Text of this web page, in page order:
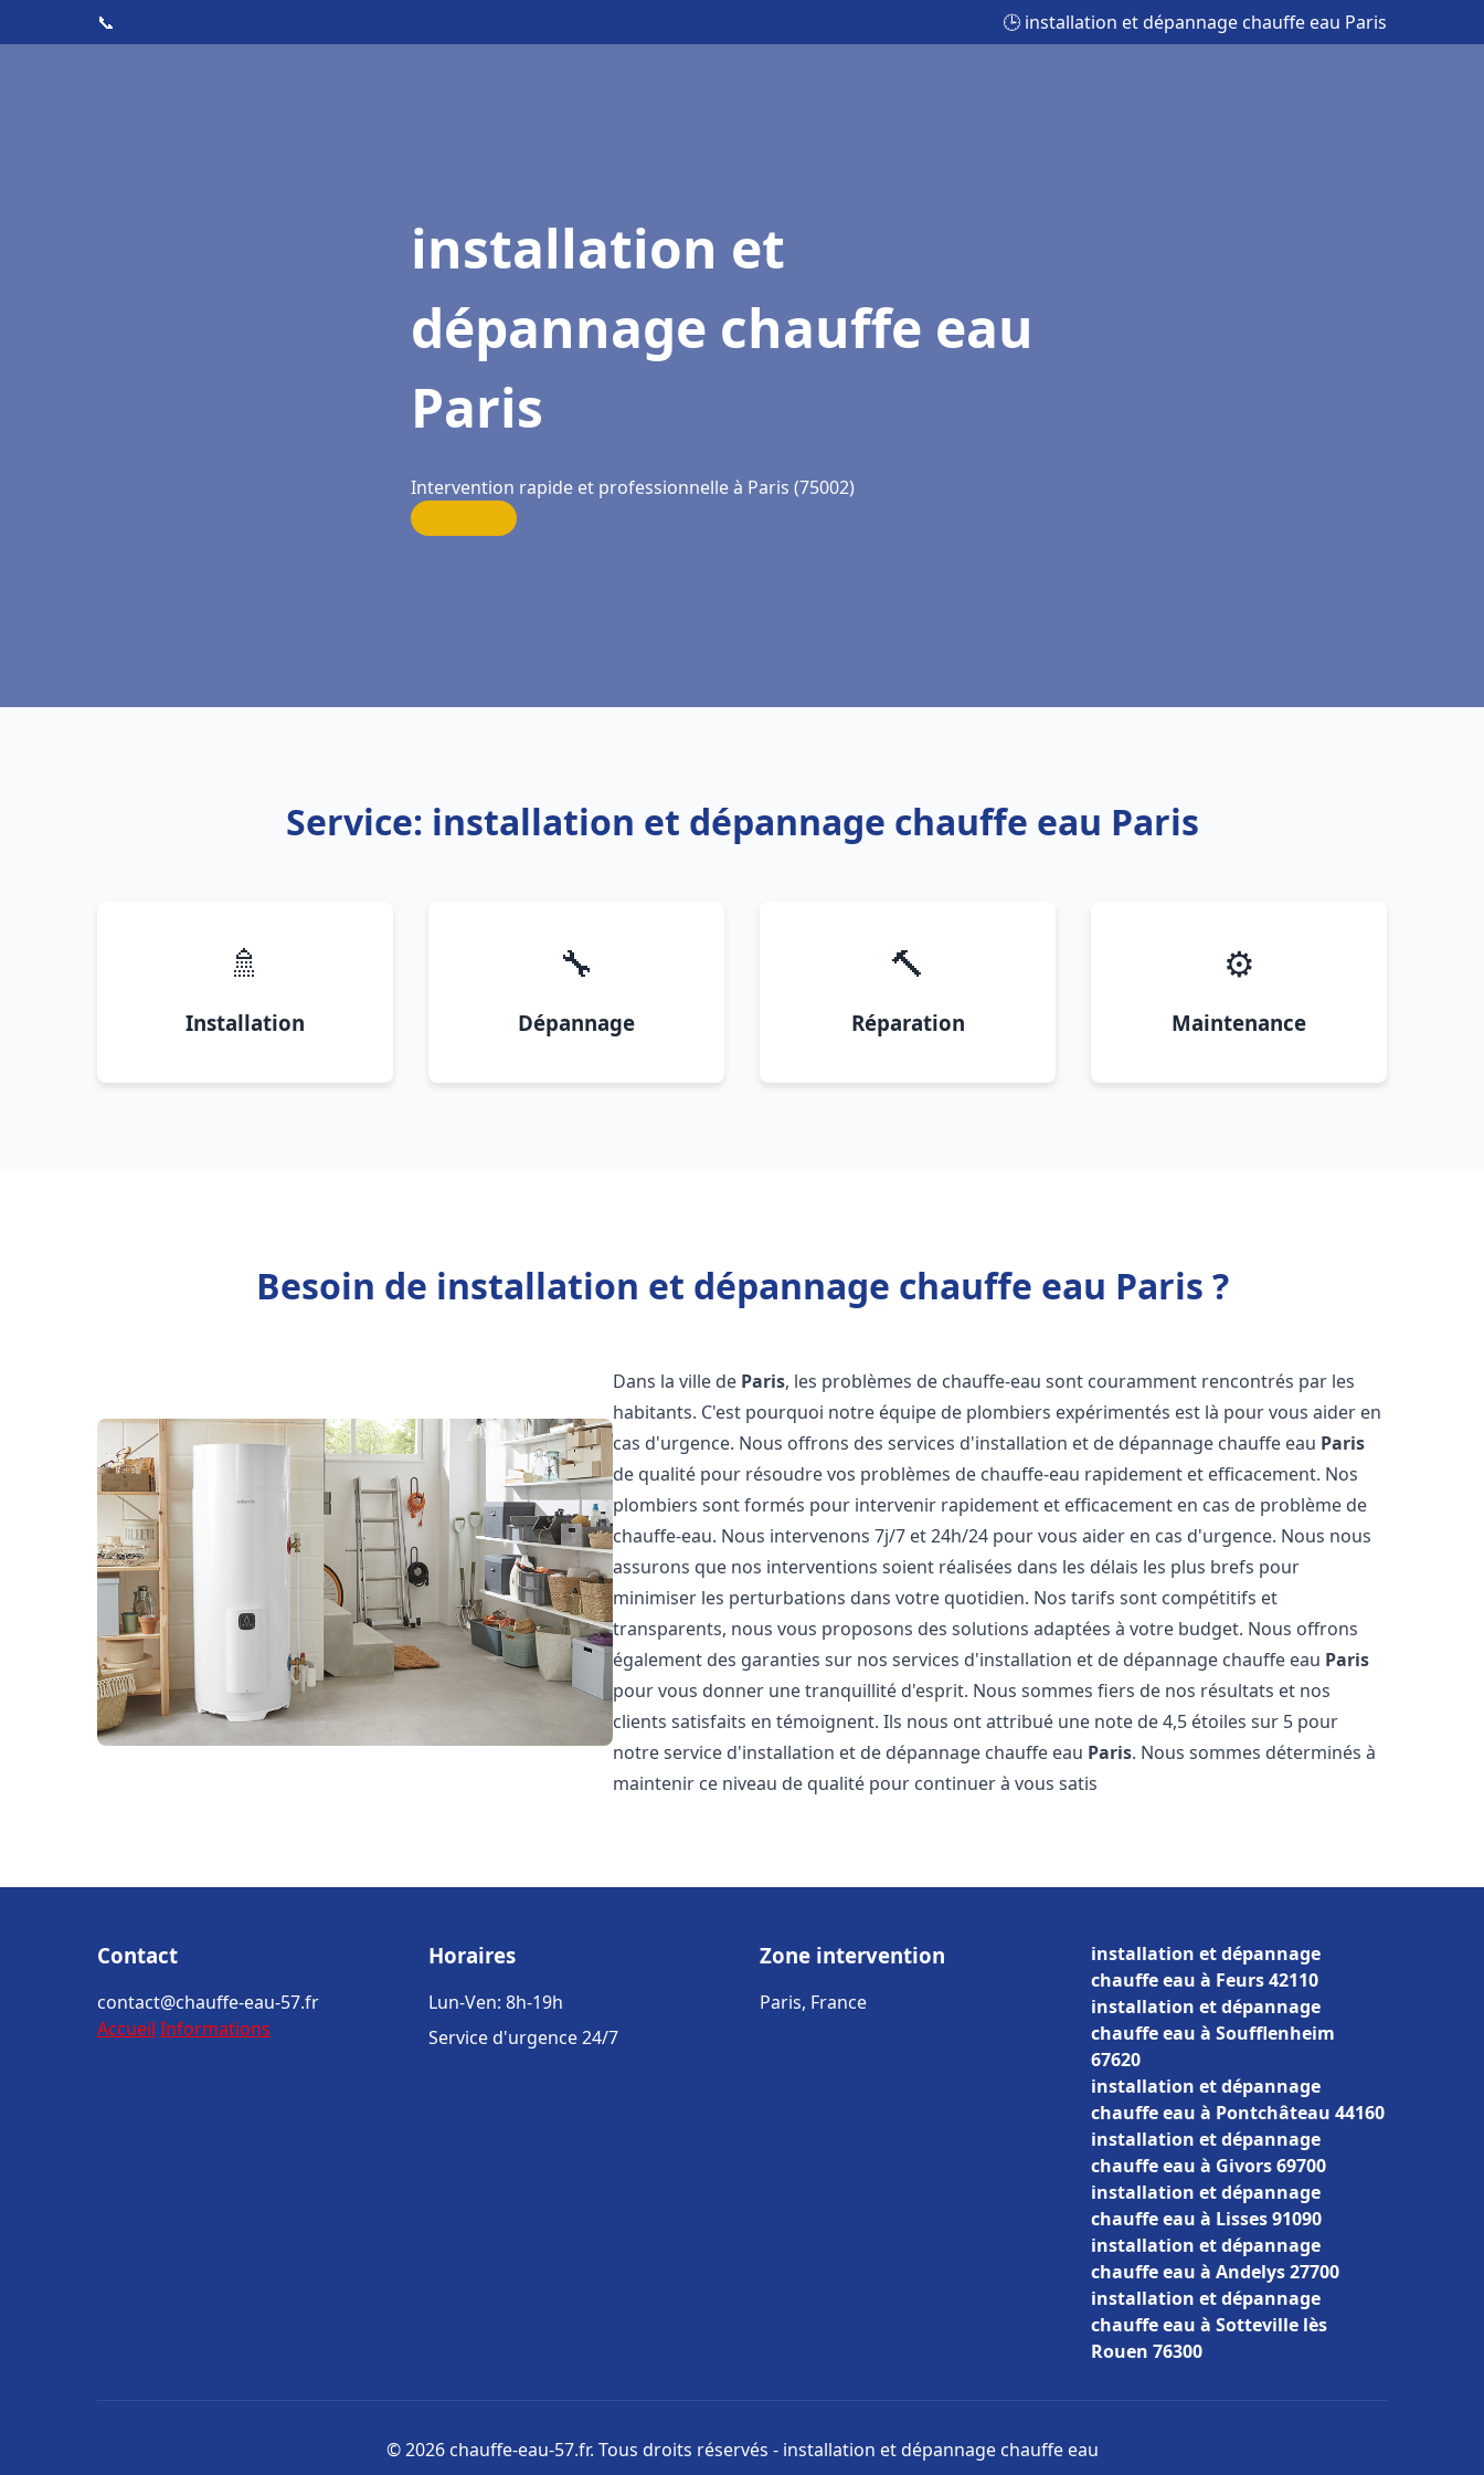
📞 🕒 installation et dépannage chauffe eau Paris
installation et
dépannage chauffe eau
Paris
Intervention rapide et professionnelle à Paris (75002)
Service: installation et dépannage chauffe eau Paris
🚿
Installation
🔧
Dépannage
🔨
Réparation
⚙️
Maintenance
Besoin de installation et dépannage chauffe eau Paris ?
Dans la ville de Paris, les problèmes de chauffe-eau sont couramment rencontrés par les
habitants. C'est pourquoi notre équipe de plombiers expérimentés est là pour vous aider en
cas d'urgence. Nous offrons des services d'installation et de dépannage chauffe eau Paris
de qualité pour résoudre vos problèmes de chauffe-eau rapidement et efficacement. Nos
plombiers sont formés pour intervenir rapidement et efficacement en cas de problème de
chauffe-eau. Nous intervenons 7j/7 et 24h/24 pour vous aider en cas d'urgence. Nous nous
assurons que nos interventions soient réalisées dans les délais les plus brefs pour
minimiser les perturbations dans votre quotidien. Nos tarifs sont compétitifs et
transparents, nous vous proposons des solutions adaptées à votre budget. Nous offrons
également des garanties sur nos services d'installation et de dépannage chauffe eau Paris
pour vous donner une tranquillité d'esprit. Nous sommes fiers de nos résultats et nos
clients satisfaits en témoignent. Ils nous ont attribué une note de 4,5 étoiles sur 5 pour
notre service d'installation et de dépannage chauffe eau Paris. Nous sommes déterminés à
maintenir ce niveau de qualité pour continuer à vous satis
Contact
contact@chauffe-eau-57.fr
Accueil Informations
Horaires
Lun-Ven: 8h-19h
Service d'urgence 24/7
Zone intervention
Paris, France
installation et dépannage
chauffe eau à Feurs 42110
installation et dépannage
chauffe eau à Soufflenheim
67620
installation et dépannage
chauffe eau à Pontchâteau 44160
installation et dépannage
chauffe eau à Givors 69700
installation et dépannage
chauffe eau à Lisses 91090
installation et dépannage
chauffe eau à Andelys 27700
installation et dépannage
chauffe eau à Sotteville lès
Rouen 76300
© 2026 chauffe-eau-57.fr. Tous droits réservés - installation et dépannage chauffe eau